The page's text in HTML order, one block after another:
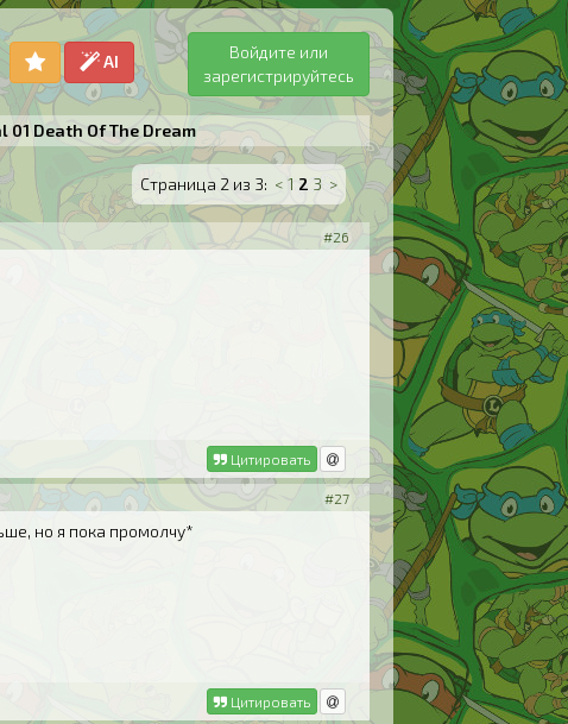
AI
Войдите или
зарегистрируйтесь
01 Death Of The Dream
Страница 2 из 3: < 1 2 3 >
#26
Цитировать
#27
но я пока промолчу*
Цитировать